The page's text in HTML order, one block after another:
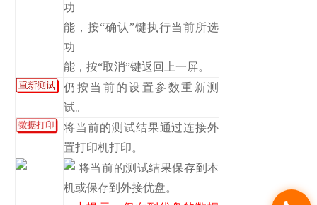
功
能，按“确认”键执行当前所选
功
能，按“取消”键返回上一屏。
仍按当前的设置参数重新测
试。
将当前的测试结果通过连接外
置打印机打印。
将当前的测试结果保存到本
机或保存到外接优盘。